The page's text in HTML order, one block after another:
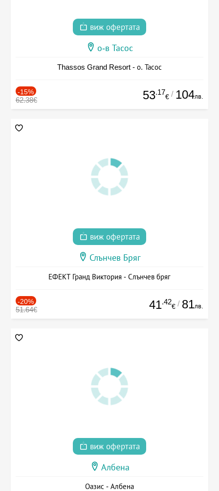
виж офертата
о-в Тасос
Thassos Grand Resort - о. Тасос
-15%
62.38€ 53.17
€ / 104лв.
виж офертата
Слънчев Бряг
ЕФЕКТ Гранд Виктория - Слънчев бряг
-20%
51.64€ 41.42
€ / 81лв.
виж офертата
Албена
Оазис - Албена